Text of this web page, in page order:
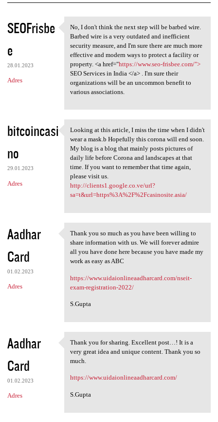
K
o
m
e
n
z
SEOFrisbe
e
28.01.2023
Adres
No, I don't think the next
No, I don't think the next step will be barbed wire.
Barbed wire is a very outdated and inefficient
security measure, and I'm sure there are much more
effective and modern ways to protect a facility or
property. <a href="https://www.seo-frisbee.com/">
SEO Services in India </a> . I'm sure their
organizations will be an uncommon benefit to
various associations.
bitcoincasi
no
29.01.2023
Adres
Looking at this article, I
Looking at this article, I miss the time when I didn't
wear a mask.b Hopefully this corona will end soon.
My blog is a blog that mainly posts pictures of
daily life before Corona and landscapes at that
time. If you want to remember that time again,
please visit us.
http://clients1.google.co.ve/url?
sa=t&url=https%3A%2F%2Fcasinosite.asia/
Aadhar
Card
01.02.2023
Adres
Thank you so much as you have
Thank you so much as you have been willing to
share information with us. We will forever admire
all you have done here because you have made my
work as easy as ABC
https://www.uidaionlineaadharcard.com/nseit-
exam-registration-2022/
S.Gupta
Aadhar
Card
01.02.2023
Adres
Thank you for sharing.
Thank you for sharing. Excellent post…! It is a
very great idea and unique content. Thank you so
much.
https://www.uidaionlineaadharcard.com/
S.Gupta